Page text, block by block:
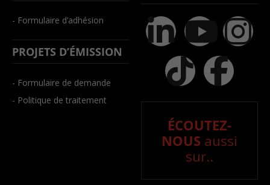
- Formulaire d’adhésion
PROJETS D’ÉMISSION
- Formulaire de demande
- Politique de traitement
ÉCOUTEZ-
NOUS aussi
sur..